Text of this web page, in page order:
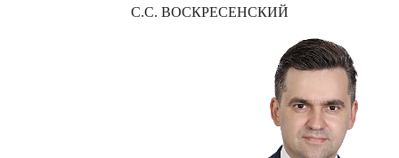
С.С. ВОСКРЕСЕНСКИЙ